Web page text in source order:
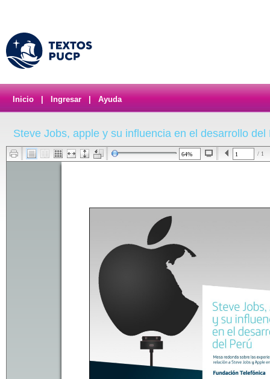
Inicio Ingresar Ayuda
Steve Jobs, apple y su influencia en el desarrollo del
/ 1